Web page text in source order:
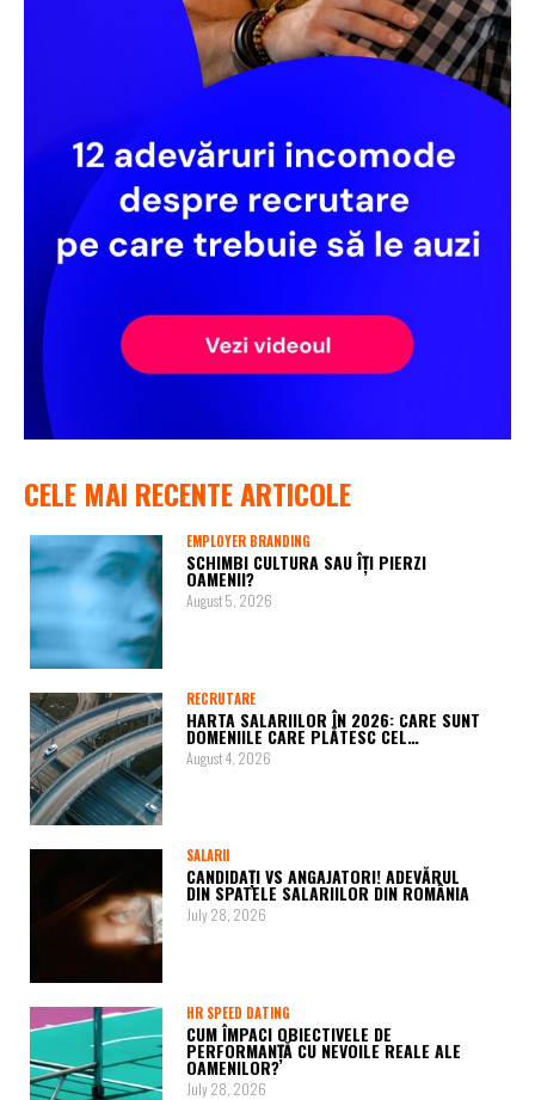
CELE MAI RECENTE ARTICOLE
EMPLOYER BRANDING
SCHIMBI CULTURA SAU ÎȚI PIERZI
OAMENII?
August 5, 2026
RECRUTARE
HARTA SALARIILOR ÎN 2026: CARE SUNT
DOMENIILE CARE PLĂTESC CEL…
August 4, 2026
SALARII
CANDIDAȚI VS ANGAJATORI! ADEVĂRUL
DIN SPATELE SALARIILOR DIN ROMÂNIA
July 28, 2026
HR SPEED DATING
CUM ÎMPACI OBIECTIVELE DE
PERFORMANȚĂ CU NEVOILE REALE ALE
OAMENILOR?
July 28, 2026